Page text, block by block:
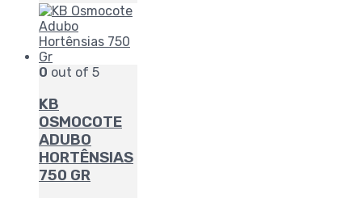
0 out of 5
KB
OSMOCOTE
ADUBO
HORTÊNSIAS
750 GR